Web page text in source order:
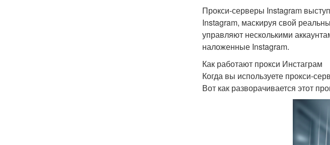
Прокси-серверы Instagram
Instagram, маскируя свой
управляют несколькими
наложенные Instagram.
Как работают прокси Инстаграм
Когда вы используете прокси-
Вот как разворачивается этот